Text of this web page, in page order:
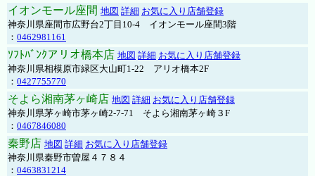
イオンモール座間 地図 詳細 お気に入り店舗登録
神奈川県座間市広野台2丁目10-4 イオンモール座間3階
： 0462981161
ｿﾌﾄﾊﾞﾝｸアリオ橋本店 地図 詳細 お気に入り店舗登録
神奈川県相模原市緑区大山町1-22 アリオ橋本2F
： 0427755770
そよら湘南茅ヶ崎店 地図 詳細 お気に入り店舗登録
神奈川県茅ヶ崎市茅ヶ崎2‐7‐71 そよら湘南茅ヶ崎３F
： 0467846080
秦野店 地図 詳細 お気に入り店舗登録
神奈川県秦野市曽屋４７８４
： 0463831214